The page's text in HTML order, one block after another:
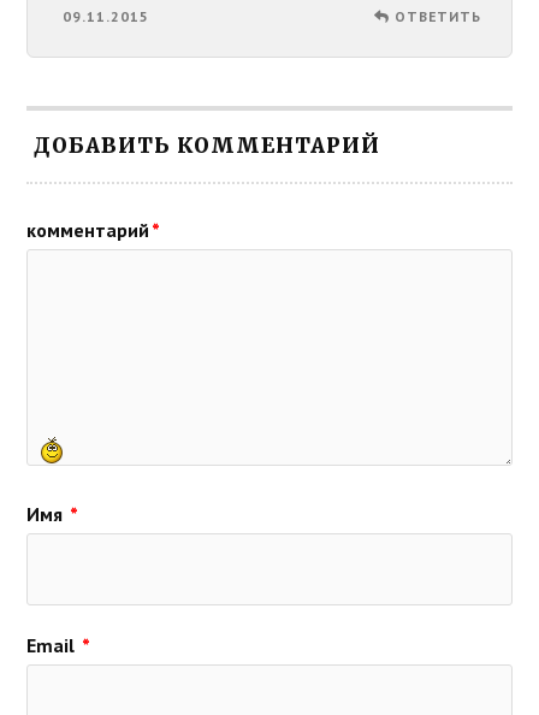
09.11.2015 ОТВЕТИТЬ
ДОБАВИТЬ КОММЕНТАРИЙ
комментарий *
Имя *
Email *